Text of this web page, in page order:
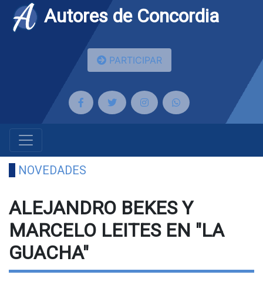
Autores de Concordia
PARTICIPAR
NOVEDADES
ALEJANDRO BEKES Y
MARCELO LEITES EN "LA
GUACHA"